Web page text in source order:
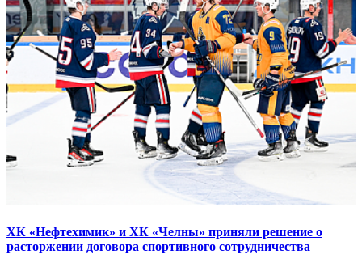
ХК «Нефтехимик» и ХК «Челны» приняли решение о
расторжении договора спортивного сотрудничества